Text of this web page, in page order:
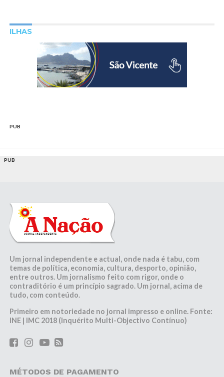
ILHAS
PUB
PUB
Um jornal independente e actual, onde nada é tabu, com
temas de política, economia, cultura, desporto, opinião,
entre outros. Um jornalismo feito com rigor, onde o
contraditório é um princípio sagrado. Um jornal, acima de
tudo, com conteúdo.
Primeiro em notoriedade no jornal impresso e online. Fonte:
INE | IMC 2018 (Inquérito Multi-Objectivo Contínuo)
MÉTODOS DE PAGAMENTO